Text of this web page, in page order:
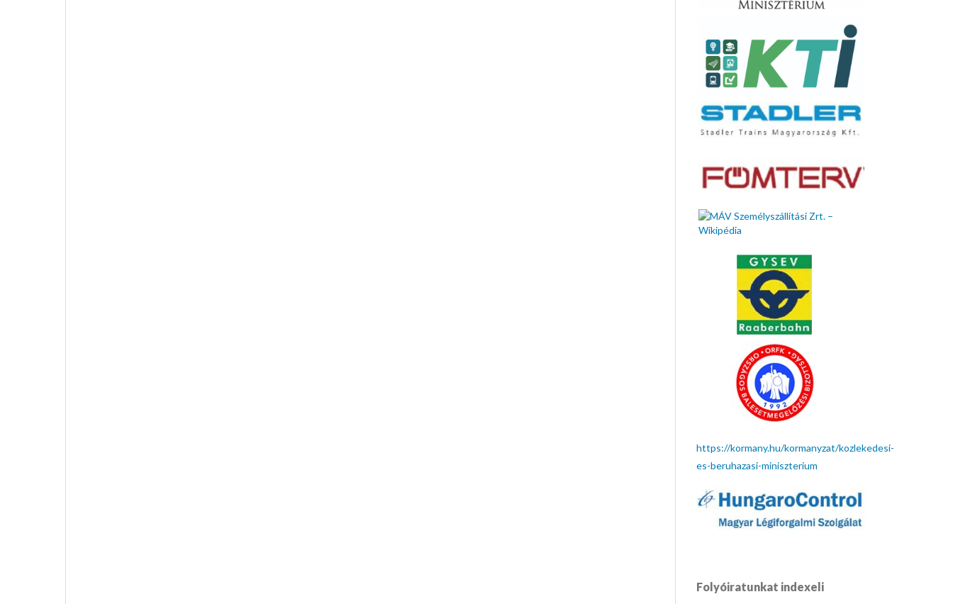
https://kormany.hu/kormanyzat/kozlekedesi-
es-beruhazasi-miniszterium
Folyóiratunkat indexeli